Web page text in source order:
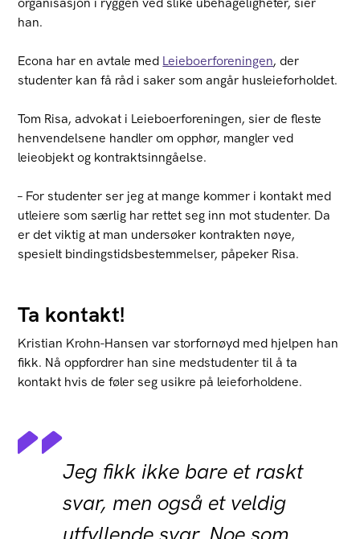
han.
Econa har en avtale med Leieboerforeningen, der
studenter kan få råd i saker som angår husleieforholdet.
Tom Risa, advokat i Leieboerforeningen, sier de fleste
henvendelsene handler om opphør, mangler ved
leieobjekt og kontraktsinngåelse.
– For studenter ser jeg at mange kommer i kontakt med
utleiere som særlig har rettet seg inn mot studenter. Da
er det viktig at man undersøker kontrakten nøye,
spesielt bindingstidsbestemmelser, påpeker Risa.
Ta kontakt!
Kristian Krohn-Hansen var storfornøyd med hjelpen han
fikk. Nå oppfordrer han sine medstudenter til å ta
kontakt hvis de føler seg usikre på leieforholdene.
Jeg fikk ikke bare et raskt
svar, men også et veldig